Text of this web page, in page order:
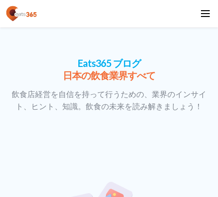
Eats365 ブログ
日本の飲食業界すべて
飲食店経営を自信を持って行うための、業界のインサイ
ト、ヒント、知識。飲食の未来を読み解きましょう！